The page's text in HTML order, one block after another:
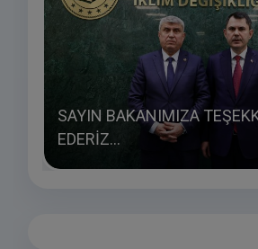
SAYIN BAKANIMIZA
EDERİZ...